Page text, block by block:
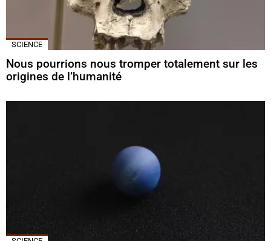
SCIENCE
Nous pourrions nous tromper totalement sur les
origines de l’humanité